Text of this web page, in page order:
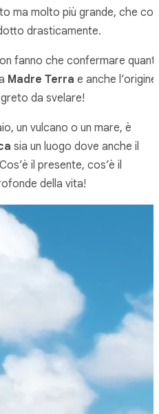
ma molto più grande, che con
drasticamente.
fanno che confermare
Madre Terra e anche l’origine
da svelare!
un vulcano o un mare, è
sia un luogo dove anche il
il presente, cos’è il
della vita!